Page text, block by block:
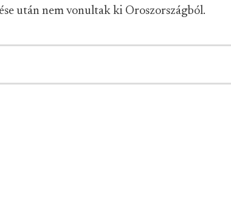
után nem vonultak ki Oroszországból.